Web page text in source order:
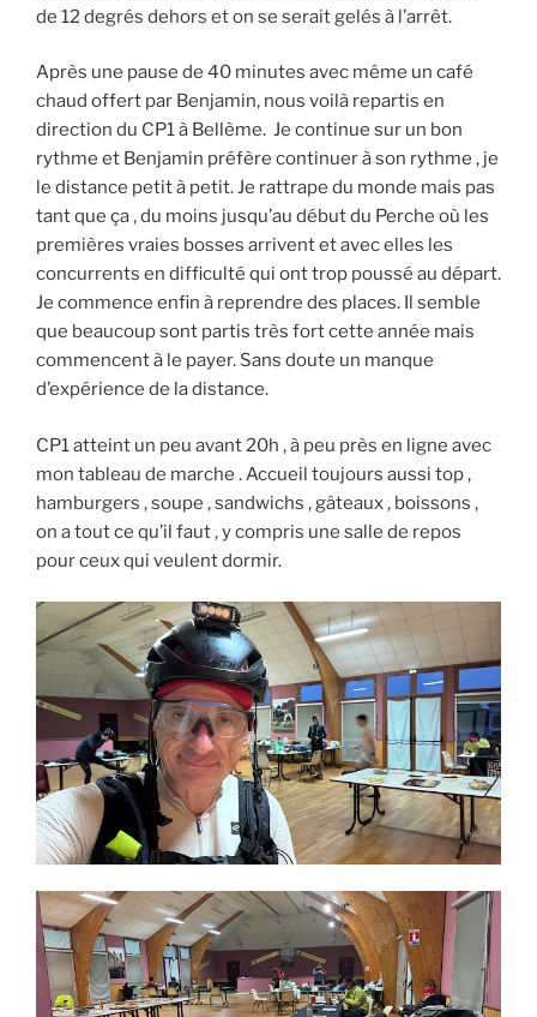
de 12 degrés dehors et on se serait gelés à l’arrêt.
Après une pause de 40 minutes avec même un café
chaud offert par Benjamin, nous voilà repartis en
direction du CP1 à Bellème. Je continue sur un bon
rythme et Benjamin préfère continuer à son rythme , je
le distance petit à petit. Je rattrape du monde mais pas
tant que ça , du moins jusqu’au début du Perche où les
premières vraies bosses arrivent et avec elles les
concurrents en difficulté qui ont trop poussé au départ.
Je commence enfin à reprendre des places. Il semble
que beaucoup sont partis très fort cette année mais
commencent à le payer. Sans doute un manque
d’expérience de la distance.
CP1 atteint un peu avant 20h , à peu près en ligne avec
mon tableau de marche . Accueil toujours aussi top ,
hamburgers , soupe , sandwichs , gâteaux , boissons ,
on a tout ce qu’il faut , y compris une salle de repos
pour ceux qui veulent dormir.